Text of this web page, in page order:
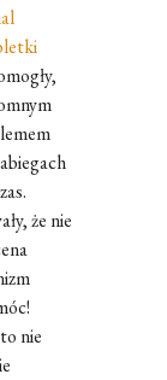
że nie
nie